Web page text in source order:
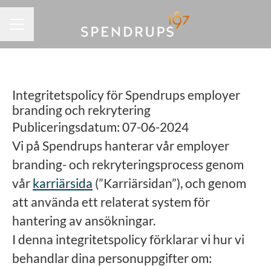
Integritetspolicy för Spendrups employer
branding och rekrytering
Publiceringsdatum: 07-06-2024
Vi på Spendrups hanterar vår employer
branding- och rekryteringsprocess genom
vår karriärsida (”Karriärsidan”), och genom
att använda ett relaterat system för
hantering av ansökningar.
I denna integritetspolicy förklarar vi hur vi
behandlar dina personuppgifter om: